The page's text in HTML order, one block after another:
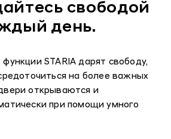
свободой
день.
STARIA дарят свободу,
на более важных
открываются и
при помощи умного